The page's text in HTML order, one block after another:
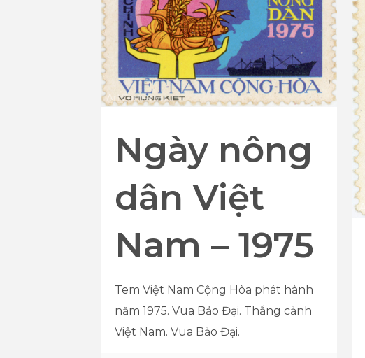
Ngày nông
dân Việt
Nam – 1975
Tem Việt Nam Cộng Hòa phát hành
năm 1975. Vua Bảo Đại. Thắng cảnh
Việt Nam. Vua Bảo Đại.